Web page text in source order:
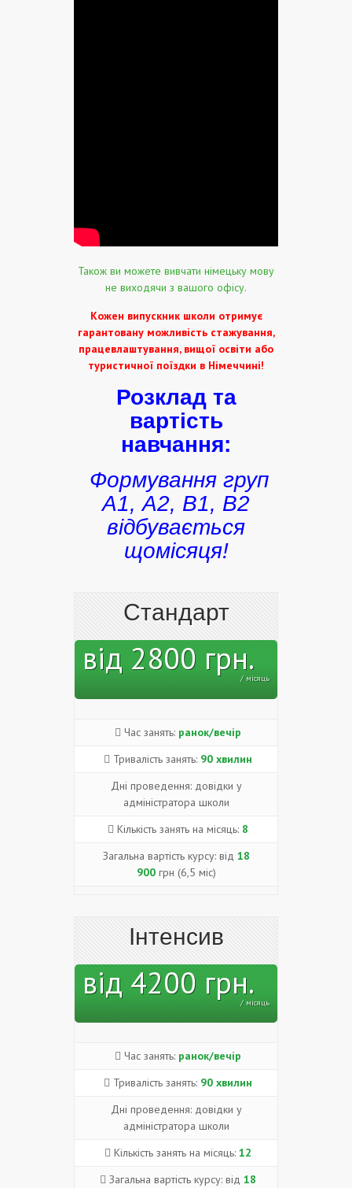
Також ви можете вивчати німецьку мову
не виходячи з вашого офісу.
Кожен випускник школи отримує
гарантовану можливість стажування,
працевлаштування, вищої освіти або
туристичної поїздки в Німеччині!
Розклад та
вартість
навчання:
Формування груп
А1, А2, В1, В2
відбувається
щомісяця!
Стандарт
від 2800 грн.
/ місяць
Час занять: ранок/вечір
Тривалість занять: 90 хвилин
Дні проведення: довідки у
адміністратора школи
Кількість занять на місяць: 8
Загальна вартість курсу: від 18
900грн (6,5 міс)
Інтенсив
від 4200 грн.
/ місяць
Час занять: ранок/вечір
Тривалість занять: 90 хвилин
Дні проведення: довідки у
адміністратора школи
Кількість занять на місяць:12
Загальна вартість курсу: від18